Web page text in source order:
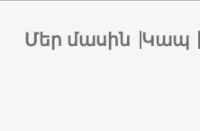
Մեր մասին Կապ